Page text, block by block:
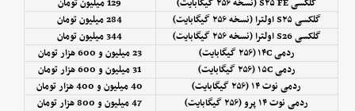
گلکسی S۲۵ FE (نسخه ۲۵۶ گیگابایت)
129 میلیون تومان
گلکسی S۲۵ اولترا (نسخه ۲۵۶ گیگابایت)
284 میلیون تومان
گلکسی S26 اولترا (نسخه ۲۵۶ گیگابایت)
344 میلیون تومان
ردمی ۱۴C (۲۵۶ گیگابایت)
23 میلیون و 600 هزار تومان
ردمی ۱۵C (۲۵۶ گیگابایت)
31 میلیون و 600 هزار تومان
ردمی نوت ۱۴ (۲۵۶ گیگابایت)
40 میلیون و 400 هزار تومان
ردمی نوت ۱۴ پرو (۲۵۶ گیگابایت)
47 میلیون و 800 هزار تومان